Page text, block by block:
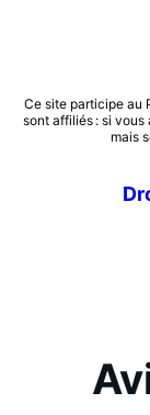
Aller
au
Ce site participe au
sont affiliés : si
mais